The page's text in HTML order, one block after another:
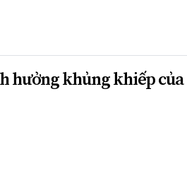
hưởng khủng khiếp của